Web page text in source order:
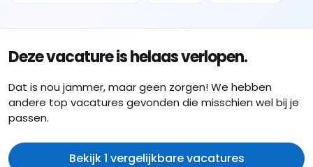
Deze vacature is helaas verlopen.
Dat is nou jammer, maar geen zorgen! We hebben
andere top vacatures gevonden die misschien wel bij je
passen.
Bekijk 1 vergelijkbare vacatures